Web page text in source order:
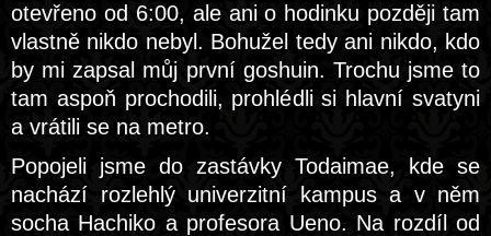
otevřeno od 6:00, ale ani o hodinku později tam
vlastně nikdo nebyl. Bohužel tedy ani nikdo, kdo
by mi zapsal můj první goshuin. Trochu jsme to
tam aspoň prochodili, prohlédli si hlavní svatyni
a vrátili se na metro.
Popojeli jsme do zastávky Todaimae, kde se
nachází rozlehlý univerzitní kampus a v něm
socha Hachiko a profesora Ueno. Na rozdíl od